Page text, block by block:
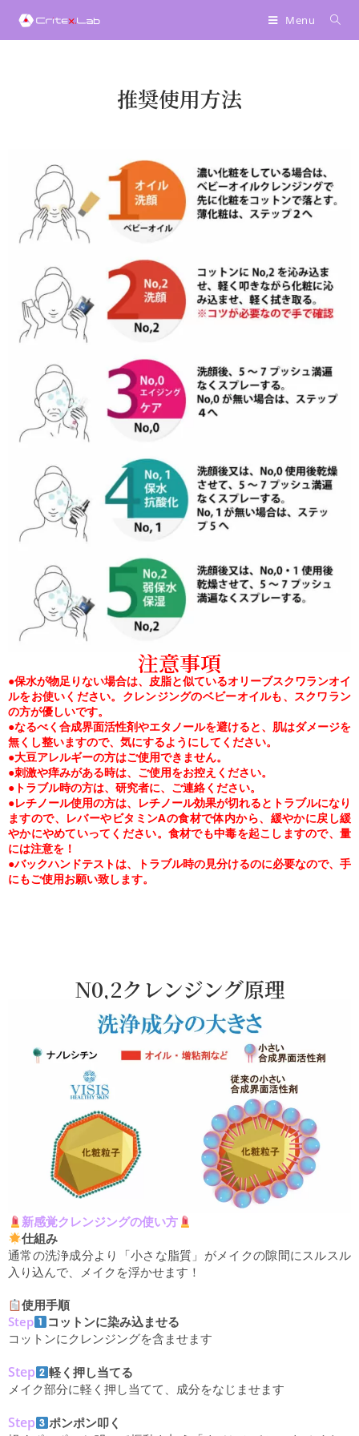
Menu
推奨使用方法
注意事項
●保水が物足りない場合は、皮脂と似ているオリーブスクワランオイ
ルをお使いください。クレンジングのベビーオイルも、スクワラン
の方が優しいです。
●なるべく合成界面活性剤やエタノールを避けると、肌はダメージを
無くし整いますので、気にするようにしてください。
●大豆アレルギーの方はご使用できません。
●刺激や痒みがある時は、ご使用をお控えください。
●トラブル時の方は、研究者に、ご連絡ください。
●レチノール使用の方は、レチノール効果が切れるとトラブルになり
ますので、レバーやビタミンAの食材で体内から、緩やかに戻し緩
やかにやめていってください。食材でも中毒を起こしますので、量
には注意を！
●バックハンドテストは、トラブル時の見分けるのに必要なので、手
にもご使用お願い致します。
N0,2クレンジング原理
新感覚クレンジングの使い方
仕組み
通常の洗浄成分より「小さな脂質」がメイクの隙間にスルスル
入り込んで、メイクを浮かせます！
使用手順
Step
コットンに染み込ませる
コットンにクレンジングを含ませます
Step
軽く押し当てる
メイク部分に軽く押し当てて、成分をなじませます
Step
ポンポン叩く